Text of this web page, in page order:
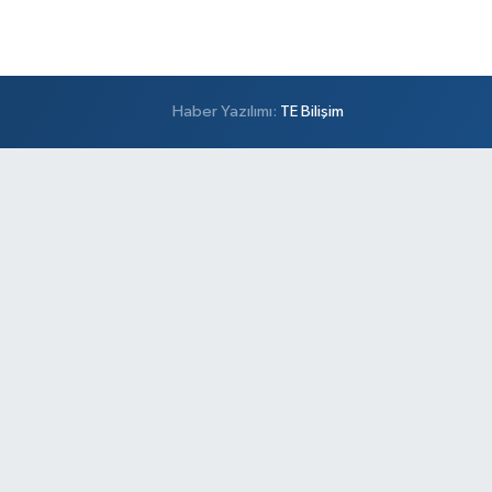
Haber Yazılımı: TE Bilişim